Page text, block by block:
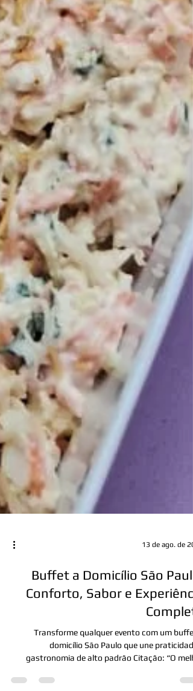
13 de ago. de
Buffet a Domicílio São
Conforto, Sabor e
Transforme qualquer evento com um